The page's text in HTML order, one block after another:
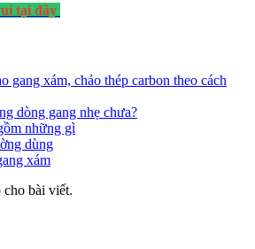
tại đây
gang xám, chảo thép carbon theo cách
dòng gang nhẹ chưa?
những gì
dùng
xám
bài viết.